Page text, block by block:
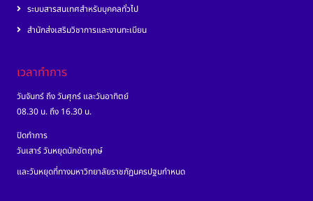
ระบบสารสนเทศสำหรับบุคคลทั่วไป
สำนักส่งเสริมวิชาการและงานทะเบียน
เวลาทำการ
วันจันทร์ ถึง วันศุกร์ และวันอาทิตย์
08.30 น. ถึง 16.30 น.
ปิดทำการ
วันเสาร์ วันหยุดนักขัตฤกษ์
และวันหยุดที่ทางมหาวิทยาลัยราชภัฏนครปฐมกำหนด